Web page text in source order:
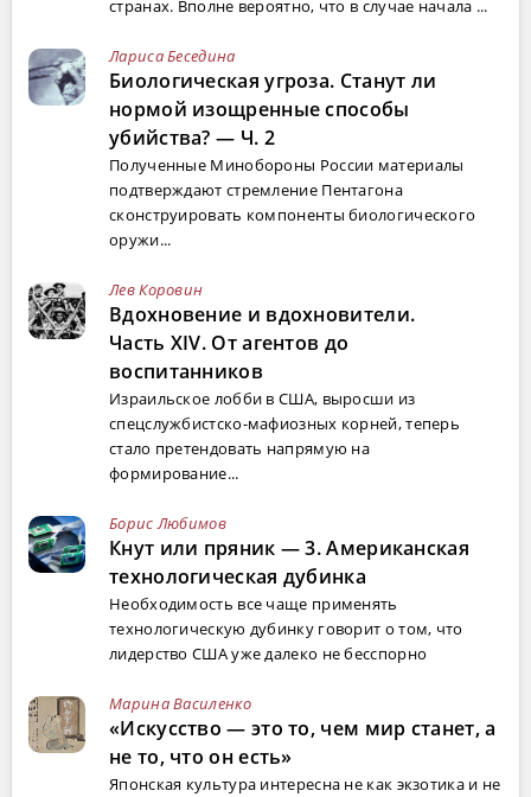
странах. Вполне вероятно, что в случае начала ...
Лариса Беседина
Биологическая угроза. Станут ли
нормой изощренные способы
убийства? — Ч. 2
Полученные Минобороны России материалы
подтверждают стремление Пентагона
сконструировать компоненты биологического
оружи...
Лев Коровин
Вдохновение и вдохновители.
Часть XIV. От агентов до
воспитанников
Израильское лобби в США, выросши из
спецслужбистско-мафиозных корней, теперь
стало претендовать напрямую на
формирование...
Борис Любимов
Кнут или пряник — 3. Американская
технологическая дубинка
Необходимость все чаще применять
технологическую дубинку говорит о том, что
лидерство США уже далеко не бесспорно
Марина Василенко
«Искусство — это то, чем мир станет, а
не то, что он есть»
Японская культура интересна не как экзотика и не